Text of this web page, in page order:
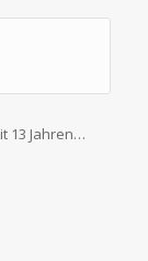
13 Jahren…